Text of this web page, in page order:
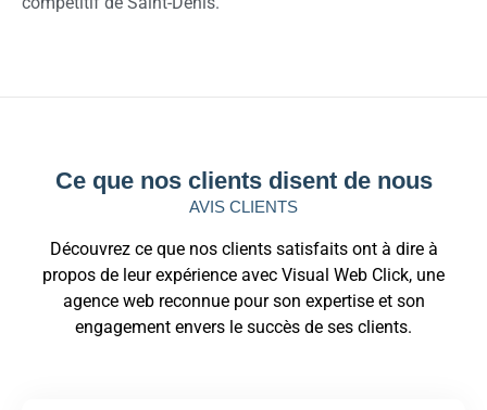
Ce que nos clients disent de nous
AVIS CLIENTS
Découvrez ce que nos clients satisfaits ont à dire à
propos de leur expérience avec Visual Web Click, une
agence web reconnue pour son expertise et son
engagement envers le succès de ses clients.